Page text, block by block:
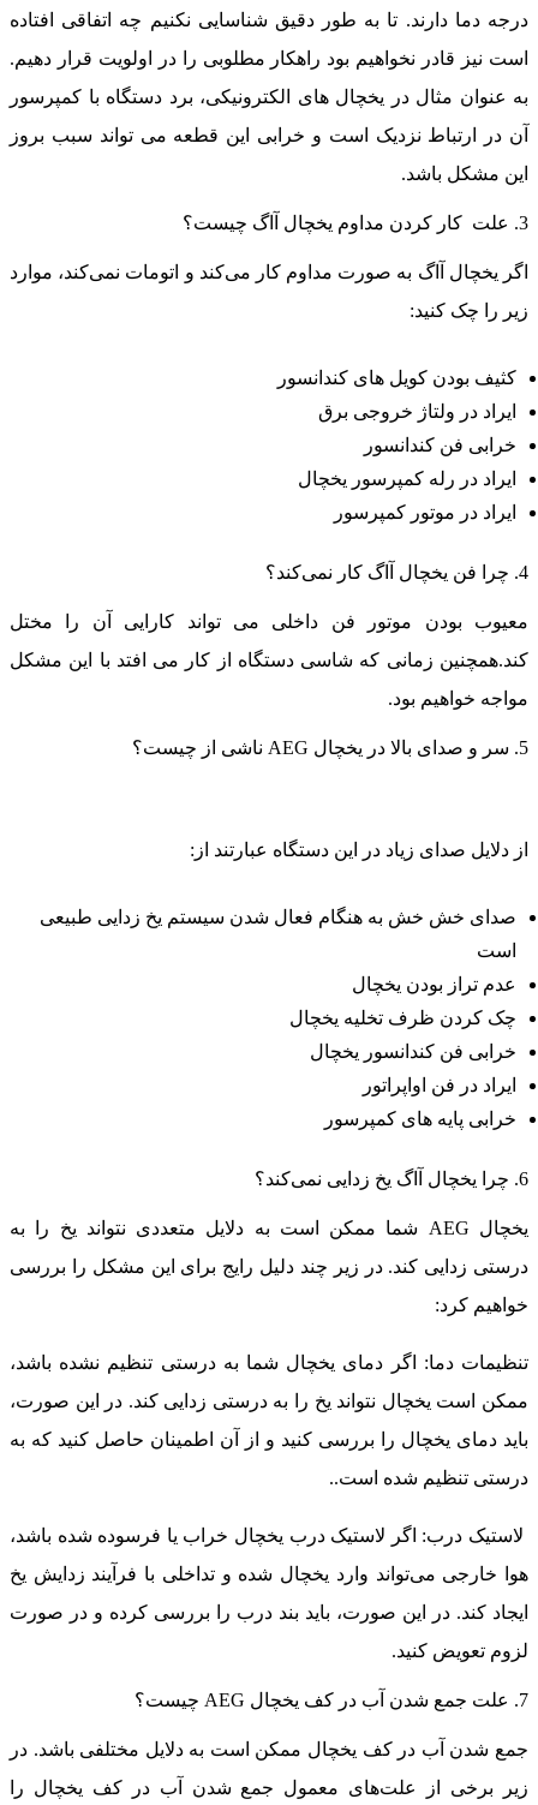
دما دارند. تا به طور دقیق شناسایی نکنیم چه اتفاقی افتاده
نیز قادر نخواهیم بود راهکار مطلوبی را در اولویت قرار دهیم.
عنوان مثال در یخچال های الکترونیکی، برد دستگاه با کمپرسور
در ارتباط نزدیک است و خرابی این قطعه می تواند سبب بروز
مشکل باشد.
یخچال آاگ به صورت مداوم کار می‌کند و اتومات نمی‌کند، موارد
را چک کنید:
کثیف بودن کویل های کندانسور
ایراد در ولتاژ خروجی برق
خرابی فن کندانسور
ایراد در رله کمپرسور یخچال
ایراد در موتور کمپرسور
بودن موتور فن داخلی می تواند کارایی آن را مختل
زمانی که شاسی دستگاه از کار می افتد با این مشکل
خواهیم بود.
دلایل صدای زیاد در این دستگاه عبارتند از:
صدای خش خش به هنگام فعال شدن سیستم یخ زدایی طبیعی
است
عدم تراز بودن یخچال
چک کردن ظرف تخلیه یخچال
خرابی فن کندانسور یخچال
ایراد در فن اواپراتور
خرابی پایه های کمپرسور
یخچال AEG شما ممکن است به دلایل متعددی نتواند یخ را به
زدایی کند. در زیر چند دلیل رایج برای این مشکل را بررسی
کرد:
دما: اگر دمای یخچال شما به درستی تنظیم نشده باشد،
است یخچال نتواند یخ را به درستی زدایی کند. در این صورت،
دمای یخچال را بررسی کنید و از آن اطمینان حاصل کنید که به
تنظیم شده است..
درب: اگر لاستیک درب یخچال خراب یا فرسوده شده باشد،
خارجی می‌تواند وارد یخچال شده و تداخلی با فرآیند زدایش یخ
کند. در این صورت، باید بند درب را بررسی کرده و در صورت
تعویض کنید.
شدن آب در کف یخچال ممکن است به دلایل مختلفی باشد. در
برخی از علت‌های معمول جمع شدن آب در کف یخچال را